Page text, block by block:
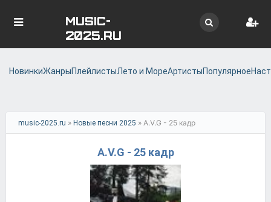
MUSIC-
2025.RU
НовинкиЖанрыПлейлистыЛето и МореАртистыПопулярное
music-2025.ru » Новые песни 2025 » A.V.G - 25 кадр
A.V.G - 25 кадр